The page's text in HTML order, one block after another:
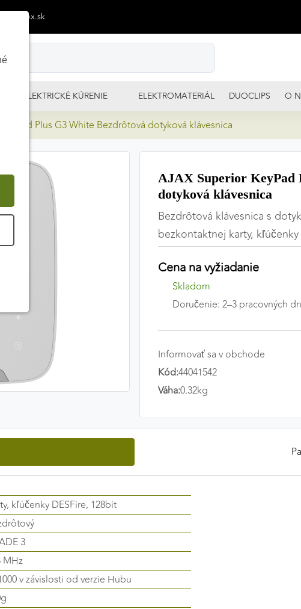
ELEKTRICKÉ KÚRENIE ELEKTROMATERIÁL DUOCLIPS O
Plus G3 White Bezdrôtová dotyková klávesnica
AJAX Superior KeyPad
dotyková klávesnica
Bezdrôtová klávesnica s
bezkontaktnej karty,
Cena na vyžiadanie
Skladom
Doručenie: 2–3 pracovných
Informovať sa v obchode
Kód:44041542
Váha:0.32kg
kľúčenky DESFire, 128bit
3
MHz
v závislosti od verzie Hubu